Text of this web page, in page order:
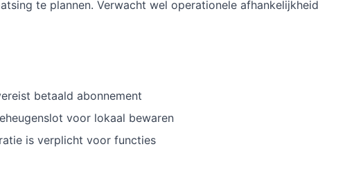
te plannen. Verwacht wel operationele afhankelijkheid
betaald abonnement
voor lokaal bewaren
is verplicht voor functies